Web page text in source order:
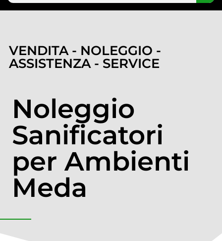
VENDITA - NOLEGGIO -
ASSISTENZA - SERVICE
Noleggio
Sanificatori
per Ambienti
Meda